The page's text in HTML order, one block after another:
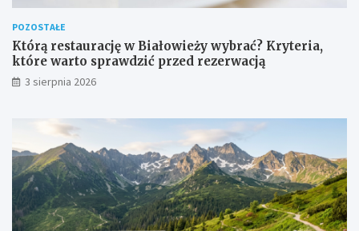
POZOSTAŁE
Którą restaurację w Białowieży wybrać? Kryteria,
które warto sprawdzić przed rezerwacją
3 sierpnia 2026